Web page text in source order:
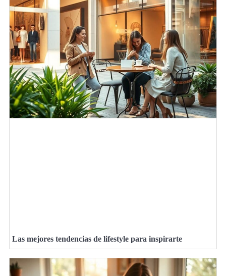
Las mejores tendencias de lifestyle para inspirarte